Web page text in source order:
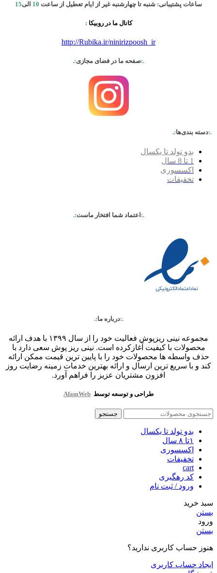
ساعات پشتیبانی: شنبه تا چهارشنبه غیر از ایام تعطیل از ساعت 10 الی15
کانال ما در روبیکا :
http://Rubika.ir/ninirizpoosh_ir
.:صفحه ما در فضای مجازی:.
.:دسته بندی‌ها:.
بدو تولد تا یکسال
1 تا 8 سال
اکسسوری
تخفیفات
.:اعتماد شما افتخار ماست:.
.:درباره ما:.
مجموعه نینی ریزپوش فعالیت خود را از سال ۱۳۹۹ با هدف ارائه
محصولات با کیفیت آغازکرده است. نینی ریز پوش سعی دارد با
حذف واسطه ها محصولات خود را با پایین ترین قیمت ممکن ارائه
کند و با سریع ترین ارسال و ارائه بهترین خدمات زمینه رضایت روز
افزون مشتریان عزیز را فراهم آورد.
طراحی و توسعه توسط AfamWeb
جستجو
بدو تولد تا یکسال
۱تا ۸ سال
اکسسوری
تخفیفات
cart
کد رهگیری
ورود / ثبت نام
سبد خرید
بستن
ورود
بستن
هنوز حساب کاربری ندارید؟
ایجاد حساب کاربری